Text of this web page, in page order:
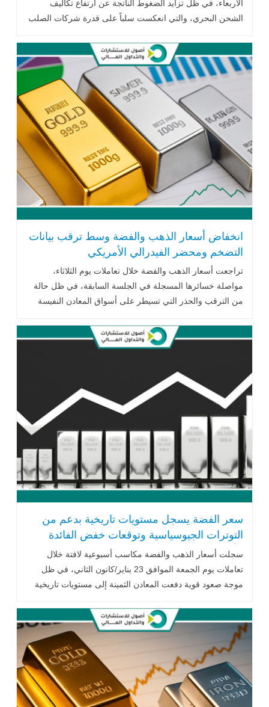
الأربعاء، في ظل تزايد الضغوط الناتجة عن ارتفاع تكاليف
الشحن البحري، والتي انعكست سلباً على قدرة شركات الصلب
انخفاض أسعار الذهب والفضة وسط ترقب بيانات
التضخم ومحضر الفيدرالي الأمريكي
تراجعت أسعار الذهب والفضة خلال تعاملات يوم الثلاثاء،
مواصلة خسائرها المسجلة في الجلسة السابقة، في ظل حالة
من الترقب والحذر التي تسيطر على أسواق المعادن النفيسة
سعر الفضة يسجل مستويات تاريخية بدعم من
التوترات الجيوسياسية وتوقعات خفض الفائدة
الأميركية
سجلت أسعار الذهب والفضة مكاسب أسبوعية لافتة خلال
تعاملات يوم الجمعة الموافق 23 يناير/كانون الثاني، في ظل
موجة صعود قوية دفعت المعادن الثمينة إلى مستويات تاريخية